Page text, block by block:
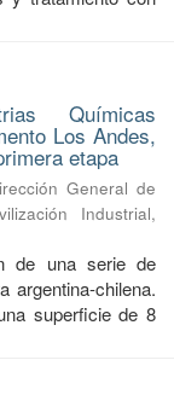
Químicas
Los Andes,
etapa
General de
Industrial,
de una serie de
argentina-chilena.
superficie de 8